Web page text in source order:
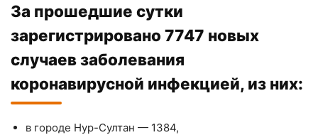
За прошедшие сутки
зарегистрировано 7747 новых
случаев заболевания
коронавирусной инфекцией, из них:
в городе Нур-Султан — 1384,